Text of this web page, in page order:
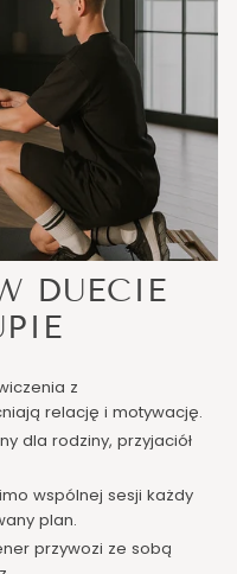
DUECIE
z
relację i motywację.
dla rodziny, przyjaciół
wspólnej sesji każdy
plan.
przywozi ze sobą